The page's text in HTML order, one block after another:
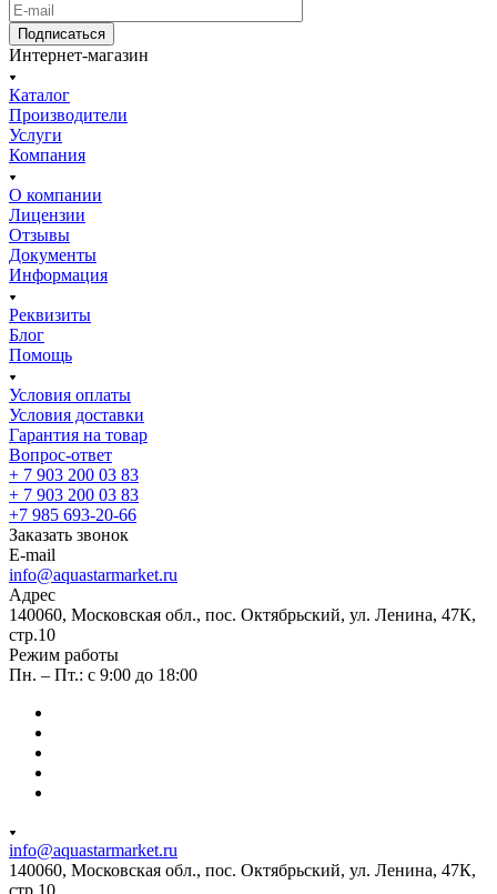
Подписаться
Интернет-магазин
Каталог
Производители
Услуги
Компания
О компании
Лицензии
Отзывы
Документы
Информация
Реквизиты
Блог
Помощь
Условия оплаты
Условия доставки
Гарантия на товар
Вопрос-ответ
+ 7 903 200 03 83
+ 7 903 200 03 83
+7 985 693-20-66
Заказать звонок
E-mail
info@aquastarmarket.ru
Адрес
140060, Московская обл., пос. Октябрьский, ул. Ленина, 47К,
стр.10
Режим работы
Пн. – Пт.: с 9:00 до 18:00
info@aquastarmarket.ru
140060, Московская обл., пос. Октябрьский, ул. Ленина, 47К,
стр.10